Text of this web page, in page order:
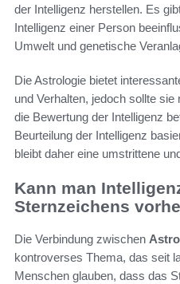
der Intelligenz herstellen. Es
Intelligenz einer Person
Umwelt und genetische
Die Astrologie bietet
und Verhalten, jedoch sollte
die Bewertung der Intelligenz
Beurteilung der Intelligenz
bleibt daher eine umstrittene
Kann man
Sternzeichens
Die Verbindung zwischen
kontroverses Thema, das seit
Menschen glauben, dass das